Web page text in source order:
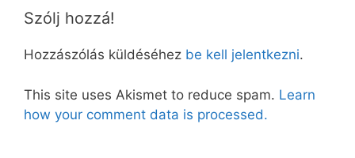
Szólj hozzá!
Hozzászólás küldéséhez be kell jelentkezni.
This site uses Akismet to reduce spam. Learn
how your comment data is processed.